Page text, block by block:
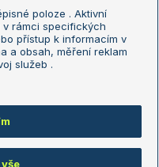
soukromí
o zpracování osobních
zpravodajství ČTK.
poloze . Aktivní
rámci specifických
přístup k informacím v
a obsah, měření reklam
služeb .